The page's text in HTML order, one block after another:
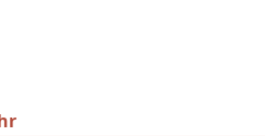
Reiter)